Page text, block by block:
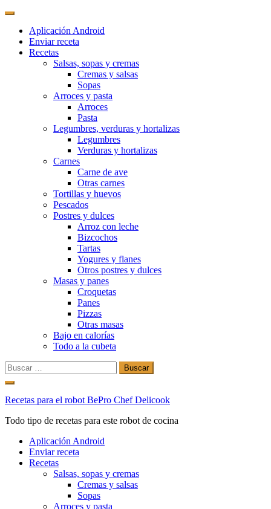
Aplicación Android
Enviar receta
Recetas
Salsas, sopas y cremas
Cremas y salsas
Sopas
Arroces y pasta
Arroces
Pasta
Legumbres, verduras y hortalizas
Legumbres
Verduras y hortalizas
Carnes
Carne de ave
Otras carnes
Tortillas y huevos
Pescados
Postres y dulces
Arroz con leche
Bizcochos
Tartas
Yogures y flanes
Otros postres y dulces
Masas y panes
Croquetas
Panes
Pizzas
Otras masas
Bajo en calorías
Todo a la cubeta
Buscar:
Ir
contenido
Recetas para el robot BePro Chef Delicook
Todo tipo de recetas para este robot de cocina
Aplicación Android
Enviar receta
Recetas
Salsas, sopas y cremas
Cremas y salsas
Sopas
Arroces y pasta